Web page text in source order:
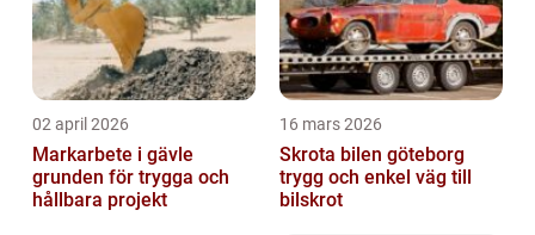
02 april 2026
Markarbete i gävle
grunden för trygga och
hållbara projekt
16 mars 2026
Skrota bilen göteborg
trygg och enkel väg till
bilskrot